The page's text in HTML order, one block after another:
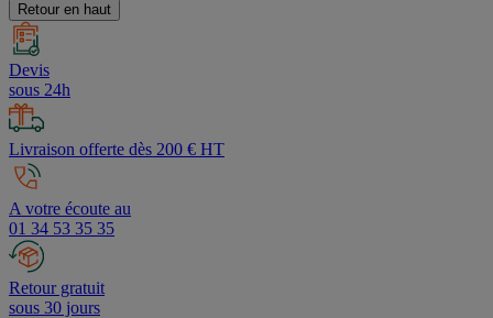
Retour en haut
Devis
sous 24h
Livraison offerte dès 200 € HT
A votre écoute au
01 34 53 35 35
Retour gratuit
sous 30 jours